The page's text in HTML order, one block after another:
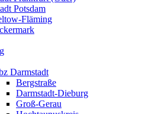
Potsdam
Fläming
Darmstadt
Bergstraße
Darmstadt-Dieburg
Groß-Gerau